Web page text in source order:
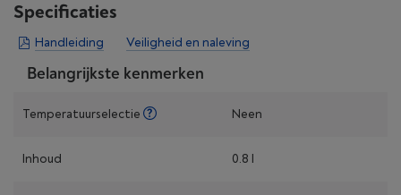
Specificaties
Handleiding Veiligheid en naleving
Belangrijkste kenmerken
Temperatuurselectie Neen
Inhoud 0.8 l